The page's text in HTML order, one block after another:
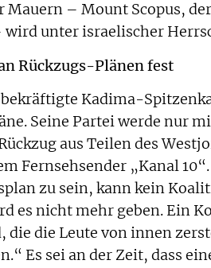
Mauern – Mount Scopus,
wird unter israelischer
Rückzugs-Plänen fest
Kadima-
Seine Partei werde nur
aus Teilen des
Fernsehsender „Kanal
zu sein, kann kein
es nicht mehr geben. Ein
die die Leute von innen
Es sei an der Zeit, dass